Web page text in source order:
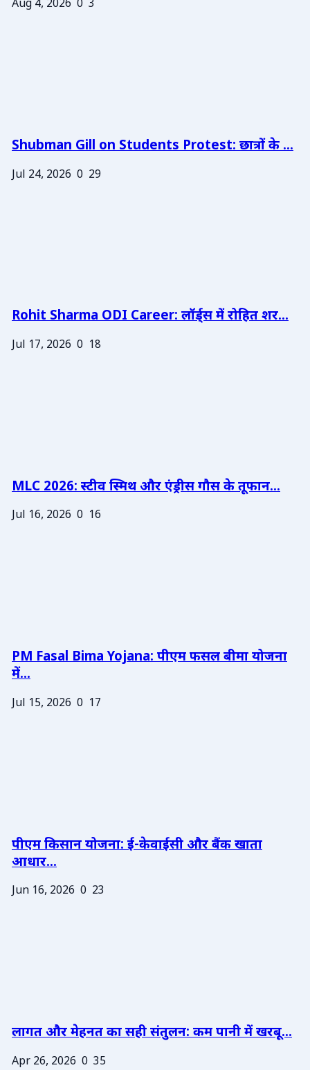
Aug 4, 2026 0 3
Shubman Gill on Students Protest: छात्रों के ...
Jul 24, 2026 0 29
Rohit Sharma ODI Career: लॉर्ड्स में रोहित शर...
Jul 17, 2026 0 18
MLC 2026: स्टीव स्मिथ और एंड्रीस गौस के तूफान...
Jul 16, 2026 0 16
PM Fasal Bima Yojana: पीएम फसल बीमा योजना
में...
Jul 15, 2026 0 17
पीएम किसान योजना: ई-केवाईसी और बैंक खाता
आधार...
Jun 16, 2026 0 23
लागत और मेहनत का सही संतुलन: कम पानी में खरबू...
Apr 26, 2026 0 35